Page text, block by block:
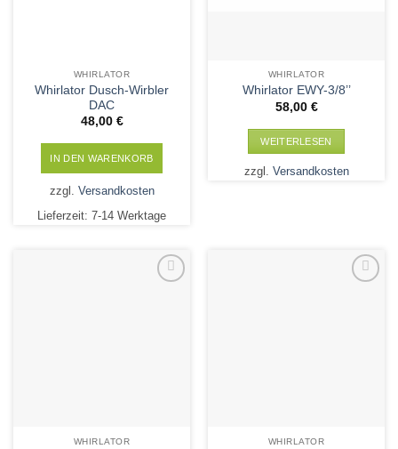
WHIRLATOR
Whirlator Dusch-Wirbler
DAC
48,00 €
IN DEN WARENKORB
zzgl. Versandkosten
Lieferzeit: 7-14 Werktage
WHIRLATOR
Whirlator EWY-3/8’’
58,00 €
WEITERLESEN
zzgl. Versandkosten
WHIRLATOR WHIRLATOR